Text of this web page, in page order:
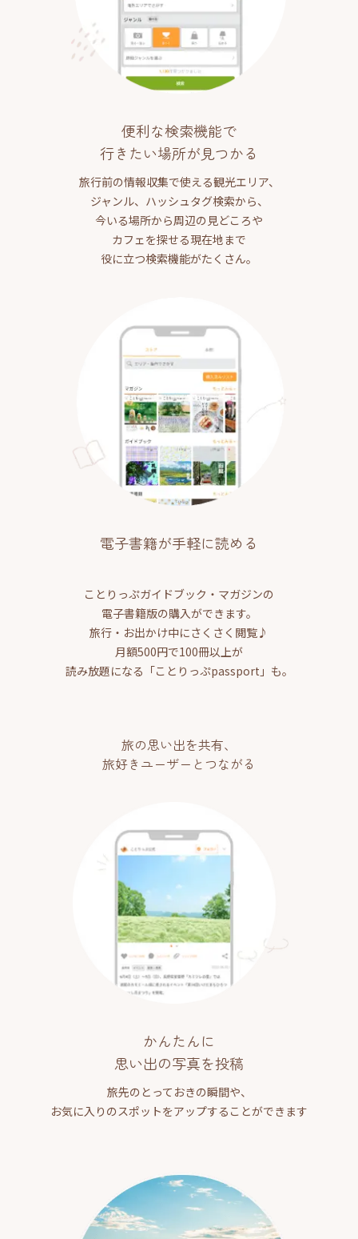
便利な検索機能で
行きたい場所が見つかる
旅行前の情報収集で使える観光エリア、
ジャンル、ハッシュタグ検索から、
今いる場所から周辺の見どころや
カフェを探せる現在地まで
役に立つ検索機能がたくさん。
電子書籍が手軽に読める
ことりっぷガイドブック・マガジンの
電子書籍版の購入ができます。
旅行・お出かけ中にさくさく閲覧♪
月額500円で100冊以上が
読み放題になる「ことりっぷpassport」も。
旅の思い出を共有、
旅好きユーザーとつながる
かんたんに
思い出の写真を投稿
旅先のとっておきの瞬間や、
お気に入りのスポットをアップすることができます